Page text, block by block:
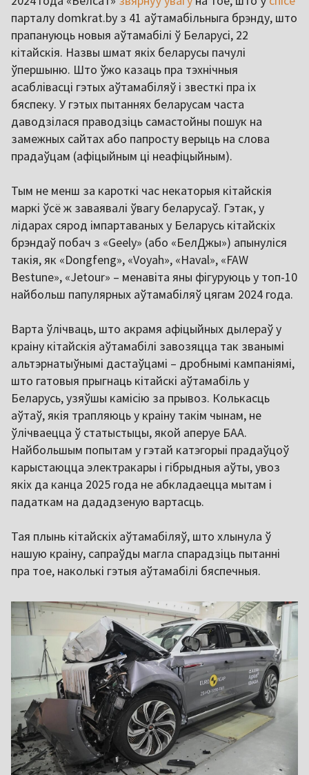
парталу domkrat.by з 41 аўтамабільныга брэнду, што
прапануюць новыя аўтамабілі ў Беларусі, 22
кітайскія. Назвы шмат якіх беларусы пачулі
ўпершыню. Што ўжо казаць пра тэхнічныя
асаблівасці гэтых аўтамабіляў і звесткі пра іх
бяспеку. У гэтых пытаннях беларусам часта
даводзілася праводзіць самастойны пошук на
замежных сайтах або папросту верыць на слова
прадаўцам (афіцыйным ці неафіцыйным).
Тым не менш за кароткі час некаторыя кітайскія
маркі ўсё ж заваявалі ўвагу беларусаў. Гэтак, у
лідарах сярод імпартаваных у Беларусь кітайскіх
брэндаў побач з «Geely» (або «БелДжы») апынуліся
такія, як «Dongfeng», «Voyah», «Haval», «FAW
Bestune», «Jetour» – менавіта яны фігуруюць у топ-10
найбольш папулярных аўтамабіляў цягам 2024 года.
Варта ўлічваць, што акрамя афіцыйных дылераў у
краіну кітайскія аўтамабілі завозяцца так званымі
альтэрнатыўнымі дастаўцамі – дробнымі кампаніямі,
што гатовыя прыгнаць кітайскі аўтамабіль у
Беларусь, узяўшы камісію за прывоз. Колькасць
аўтаў, якія трапляюць у краіну такім чынам, не
ўлічваецца ў статыстыцы, якой аперуе БАА.
Найбольшым попытам у гэтай катэгорыі прадаўцоў
карыстаюцца электракары і гібрыдныя аўты, увоз
якіх да канца 2025 года не абкладаецца мытам і
падаткам на дададзеную вартасць.
Тая плынь кітайскіх аўтамабіляў, што хлынула ў
нашую краіну, сапраўды магла спарадзіць пытанні
пра тое, наколькі гэтыя аўтамабілі бяспечныя.